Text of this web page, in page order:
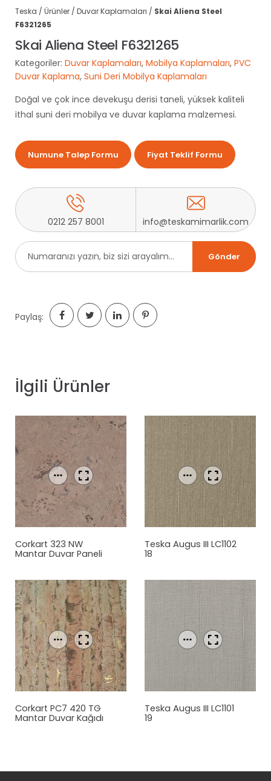
Teska / Ürünler / Duvar Kaplamaları / Skai Aliena Steel
F6321265
Skai Aliena Steel F6321265
Kategoriler: Duvar Kaplamaları, Mobilya Kaplamaları, PVC
Duvar Kaplama, Suni Deri Mobilya Kaplamaları
Doğal ve çok ince devekuşu derisi taneli, yüksek kaliteli
ithal suni deri mobilya ve duvar kaplama malzemesi.
Numune Talep Formu Fiyat Teklif Formu
0212 257 8001 info@teskamimarlik.com
Paylaş:
İlgili Ürünler
Corkart 323 NW
Mantar Duvar Paneli
Teska Augus III LC1102
18
Corkart PC7 420 TG
Mantar Duvar Kağıdı
Teska Augus III LC1101
19